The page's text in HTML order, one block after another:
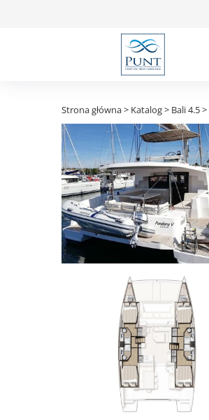
Strona główna> Katalog> Bali 4.5>